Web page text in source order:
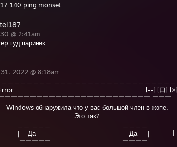
140 ping monset
@ 2:41am
гуд паринек
2022 @ 8:18am
Error [--] [口] [×]|
￣￣￣￣￣￣￣￣￣￣￣￣￣￣￣￣￣￣￣￣￣￣￣￣ ￣￣￣ |
Windows обнаружила что у вас большой член в жопе, |
Это так? |
｜ Да | | Да ｜ |
￣￣￣￣￣ ￣￣￣￣ |